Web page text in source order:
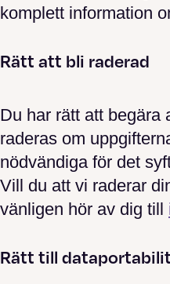
komplett information
Rätt att bli raderad
Du har rätt att begära
raderas om
nödvändiga för det
Vill du att vi raderar
vänligen hör av dig till
Rätt till